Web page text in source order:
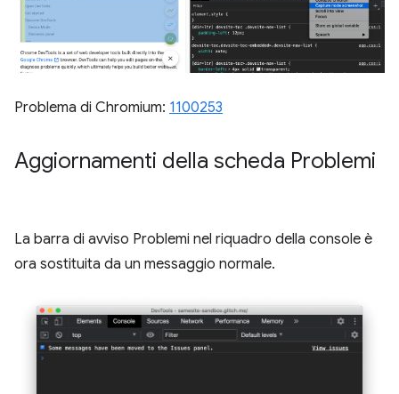
Problema di Chromium: 1100253
Aggiornamenti della scheda Problemi
La barra di avviso Problemi nel riquadro della console è
ora sostituita da un messaggio normale.